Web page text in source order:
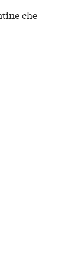
che